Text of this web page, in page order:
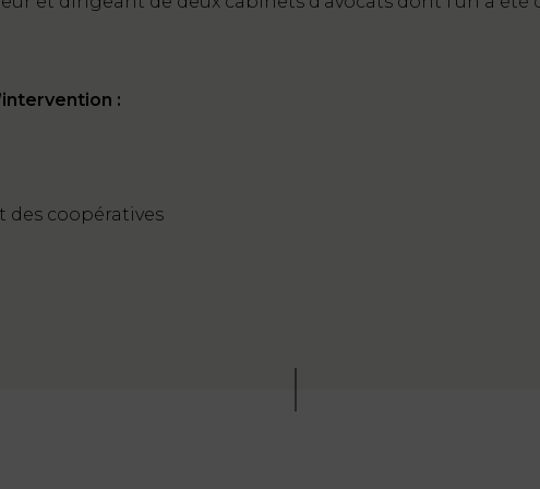
:
des coopératives